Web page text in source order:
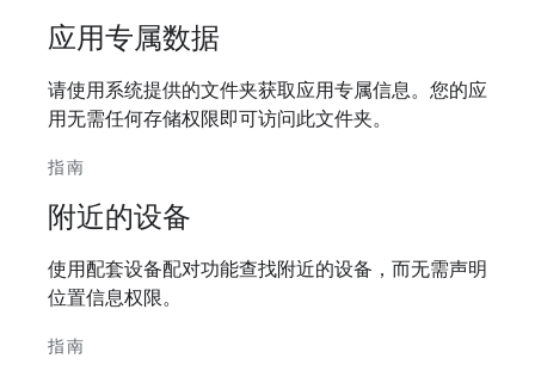
应用专属数据
请使用系统提供的文件夹获取应用专属信息。您的应
用无需任何存储权限即可访问此文件夹。
指南
附近的设备
使用配套设备配对功能查找附近的设备，而无需声明
位置信息权限。
指南